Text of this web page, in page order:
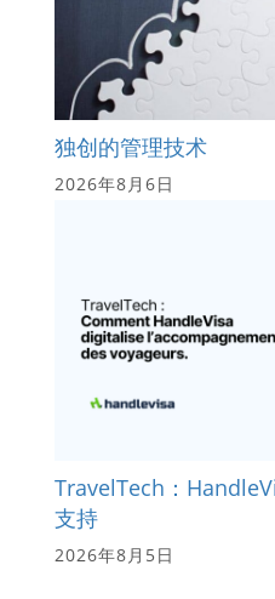
独创的管理技术
2026年8月6日
TravelTech：
支持
2026年8月5日